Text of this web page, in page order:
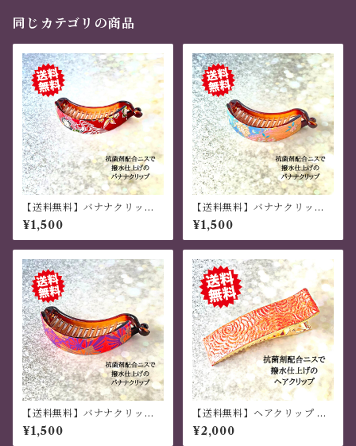
同じカテゴリの商品
【送料無料】バナナクリップ
アーチ型 桜がそよ風に舞う
茶色 薄いラメ 現代千代
紙・和紙
¥1,500
【送料無料】バナナクリップ
アーチ型 桜と鶴 虹色 グラ
デーション 現代千代紙・和
紙
¥1,500
【送料無料】バナナクリップ
アーチ型 和モダン 蛍光
色 現代千代紙・和紙
¥1,500
【送料無料】ヘアクリップ 大
きめ しっかり おしゃれ 金属製
和風 薔薇 ハンドメイド サーモ
¥2,000